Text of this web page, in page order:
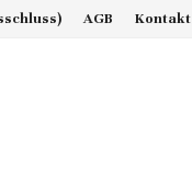
AGB Kontakt